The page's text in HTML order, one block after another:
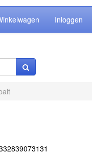
Inloggen